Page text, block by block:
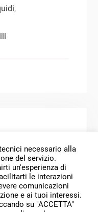
,
2025
NUOVO
necessario alla
del servizio.
un'esperienza di
le interazioni
comunicazioni
e ai tuoi interessi.
su "ACCETTA"